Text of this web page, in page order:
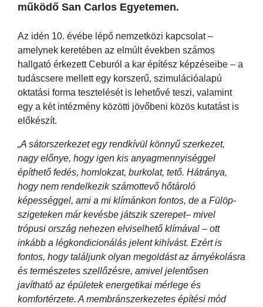
működő San Carlos Egyetemen.
Az idén 10. évébe lépő nemzetközi kapcsolat –
amelynek keretében az elmúlt években számos
hallgató érkezett Ceburól a kar építész képzéseibe – a
tudáscsere mellett egy korszerű, szimulációalapú
oktatási forma tesztelését is lehetővé teszi, valamint
egy a két intézmény közötti jövőbeni közös kutatást is
előkészít.
„A sátorszerkezet egy rendkívül könnyű szerkezet,
nagy előnye, hogy igen kis anyagmennyiséggel
építhető fedés, homlokzat, burkolat, tető. Hátránya,
hogy nem rendelkezik számottevő hőtároló
képességgel, ami a mi klímánkon fontos, de a Fülöp-
szigeteken már kevésbe játszik szerepet– mivel
trópusi ország nehezen elviselhető klímával – ott
inkább a légkondicionálás jelent kihívást. Ezért is
fontos, hogy találjunk olyan megoldást az árnyékolásra
és természetes szellőzésre, amivel jelentősen
javítható az épületek energetikai mérlege és
komfortérzete. A membránszerkezetes építési mód